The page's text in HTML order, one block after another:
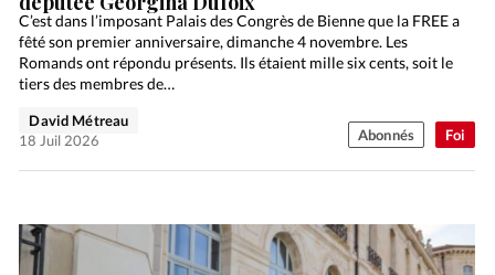
Foi
C’est dans l’imposant Palais des Congrès de Bienne que la FREE a
fêté son premier anniversaire, dimanche 4 novembre. Les
Romands ont répondu présents. Ils étaient mille six cents, soit le
tiers des membres de…
David Métreau
18 Juil 2026
Abonnés